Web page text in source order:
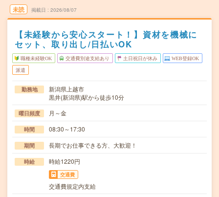
未読 掲載日 2026/08/07
【未経験から安心スタート！】資材を機械に
セット、取り出し/日払いOK
職種未経験OK 交通費別途支給あり 土日祝日が休み WEB登録OK
派遣
勤務地
新潟県上越市
黒井(新潟県)駅から徒歩10分
曜日頻度 月～金
時間 08:30～17:30
期間 長期でお仕事できる方、大歓迎！
時給 時給1220円
交通費
交通費規定内支給